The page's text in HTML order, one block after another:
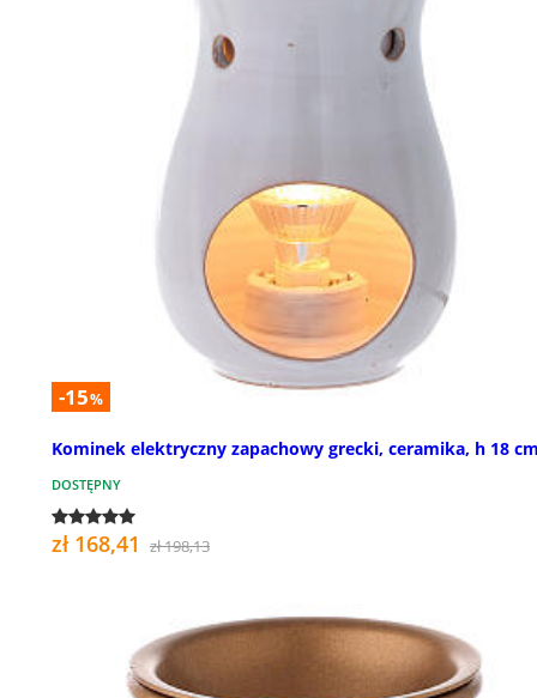
-15%
Kominek elektryczny zapachowy grecki, ceramika, h 18
DOSTĘPNY
zł 168,41 zł 198,13